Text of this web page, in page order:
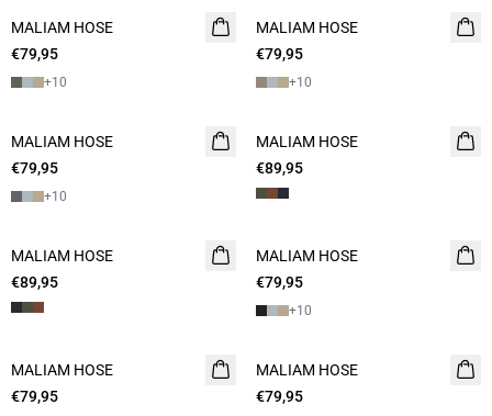
NEUHEIT
MALIAM HOSE
€79,95
+10
MALIAM HOSE
€79,95
+10
MALIAM HOSE
€79,95
+10
MALIAM HOSE
€89,95
MALIAM HOSE
€89,95
MALIAM HOSE
€79,95
+10
MALIAM HOSE
€79,95
MALIAM HOSE
€79,95